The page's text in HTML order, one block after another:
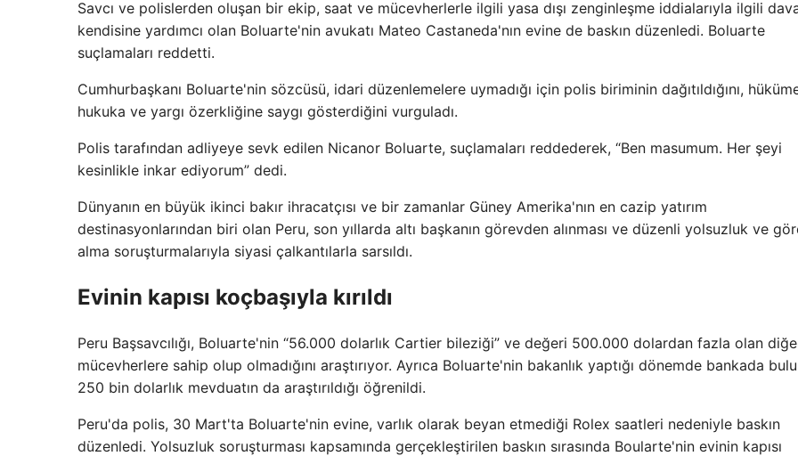
Savcı ve polislerden oluşan bir ekip, saat ve mücevherlerle ilgili yasa dışı zenginleşme iddialarıyla ilgili
kendisine yardımcı olan Boluarte'nin avukatı Mateo Castaneda'nın evine de baskın düzenledi. Boluarte
suçlamaları reddetti.
Cumhurbaşkanı Boluarte'nin sözcüsü, idari düzenlemelere uymadığı için polis biriminin dağıtıldığını,
hukuka ve yargı özerkliğine saygı gösterdiğini vurguladı.
Polis tarafından adliyeye sevk edilen Nicanor Boluarte, suçlamaları reddederek, “Ben masumum. Her şeyi
kesinlikle inkar ediyorum” dedi.
Dünyanın en büyük ikinci bakır ihracatçısı ve bir zamanlar Güney Amerika'nın en cazip yatırım
destinasyonlarından biri olan Peru, son yıllarda altı başkanın görevden alınması ve düzenli yolsuzluk ve
alma soruşturmalarıyla siyasi çalkantılarla sarsıldı.
Evinin kapısı koçbaşıyla kırıldı
Peru Başsavcılığı, Boluarte'nin “56.000 dolarlık Cartier bileziği” ve değeri 500.000 dolardan fazla olan
mücevherlere sahip olup olmadığını araştırıyor. Ayrıca Boluarte'nin bakanlık yaptığı dönemde bankada
250 bin dolarlık mevduatın da araştırıldığı öğrenildi.
Peru'da polis, 30 Mart'ta Boluarte'nin evine, varlık olarak beyan etmediği Rolex saatleri nedeniyle baskın
düzenledi. Yolsuzluk soruşturması kapsamında gerçekleştirilen baskın sırasında Boularte'nin evinin kapısı